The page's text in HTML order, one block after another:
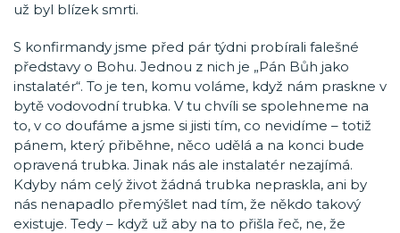
už byl blízek smrti.
S konfirmandy jsme před pár týdni probírali falešné
představy o Bohu. Jednou z nich je „Pán Bůh jako
instalatér“. To je ten, komu voláme, když nám praskne v
bytě vodovodní trubka. V tu chvíli se spolehneme na
to, v co doufáme a jsme si jisti tím, co nevidíme – totiž
pánem, který přiběhne, něco udělá a na konci bude
opravená trubka. Jinak nás ale instalatér nezajímá.
Kdyby nám celý život žádná trubka nepraskla, ani by
nás nenapadlo přemýšlet nad tím, že někdo takový
existuje. Tedy – když už aby na to přišla řeč, ne, že